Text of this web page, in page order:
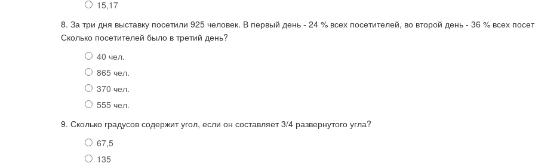
15,17
8. За три дня выставку посетили 925 человек. В первый день - 24 % всех посетителей, во второй день - 36 % всех
Сколько посетителей было в третий день?
40 чел.
865 чел.
370 чел.
555 чел.
9. Сколько градусов содержит угол, если он составляет 3/4 развернутого угла?
67,5
135